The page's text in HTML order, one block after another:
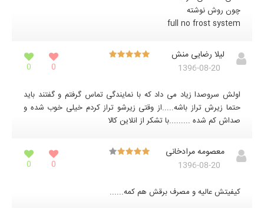
چون روش نوشته
full no frost system
لیلا رضایی منش
1396-08-20
0
0
اولش سروصدا زیاد می داد که با نمایندگی تماس گرفتم و گفتند باید
حتما زیرش تراز باشه.....از وقتی زیرشو تراز کردم خیلی خوب شده و
صداش کم شده .........با تشکر از انلاین کالا
معصومه مرادخانی
1396-08-20
0
0
کیفیتش عالیه و مصرف برقش هم کمه......